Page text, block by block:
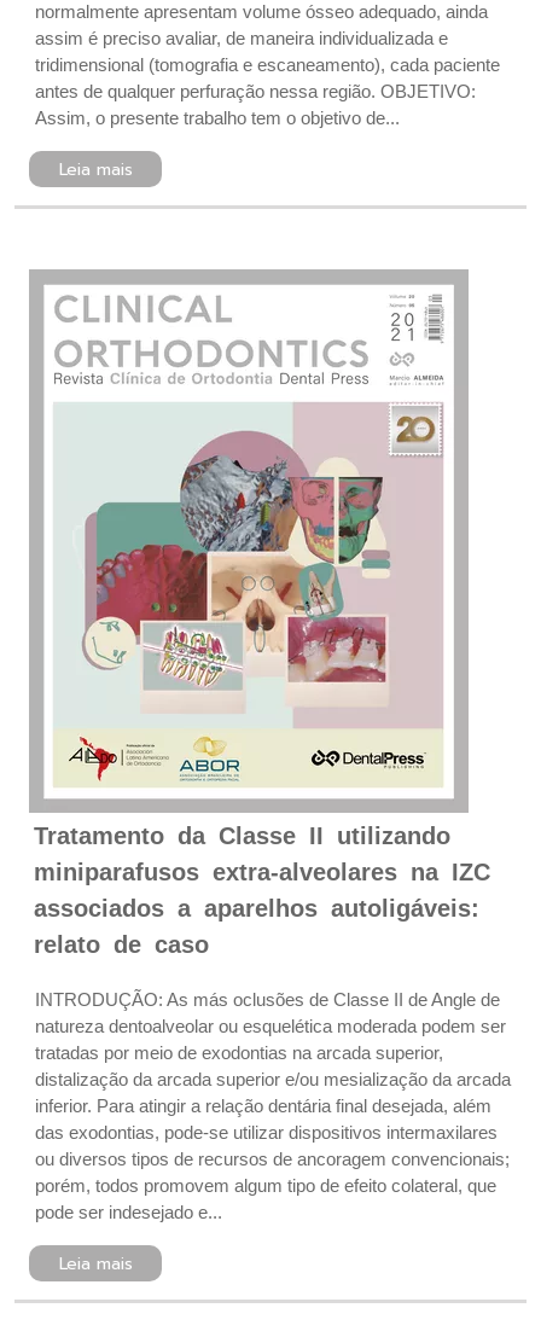
normalmente apresentam volume ósseo adequado, ainda
assim é preciso avaliar, de maneira individualizada e
tridimensional (tomografia e escaneamento), cada paciente
antes de qualquer perfuração nessa região. OBJETIVO:
Assim, o presente trabalho tem o objetivo de...
Leia mais
Tratamento da Classe II utilizando
miniparafusos extra-alveolares na IZC
associados a aparelhos autoligáveis:
relato de caso
INTRODUÇÃO: As más oclusões de Classe II de Angle de
natureza dentoalveolar ou esquelética moderada podem ser
tratadas por meio de exodontias na arcada superior,
distalização da arcada superior e/ou mesialização da arcada
inferior. Para atingir a relação dentária final desejada, além
das exodontias, pode-se utilizar dispositivos intermaxilares
ou diversos tipos de recursos de ancoragem convencionais;
porém, todos promovem algum tipo de efeito colateral, que
pode ser indesejado e...
Leia mais